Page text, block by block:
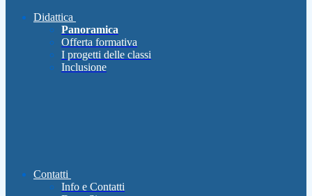
Didattica
Panoramica
Offerta formativa
I progetti delle classi
Inclusione
Contatti
Info e Contatti